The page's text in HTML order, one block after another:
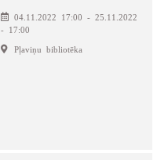
04.11.2022 17:00 - 25.11.2022
- 17:00
Pļaviņu bibliotēka